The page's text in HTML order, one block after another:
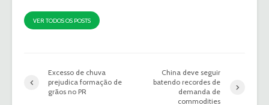
VER TODOS OS POSTS
Excesso de chuva
prejudica formação de
grãos no PR
China deve seguir
batendo recordes de
demanda de
commodities